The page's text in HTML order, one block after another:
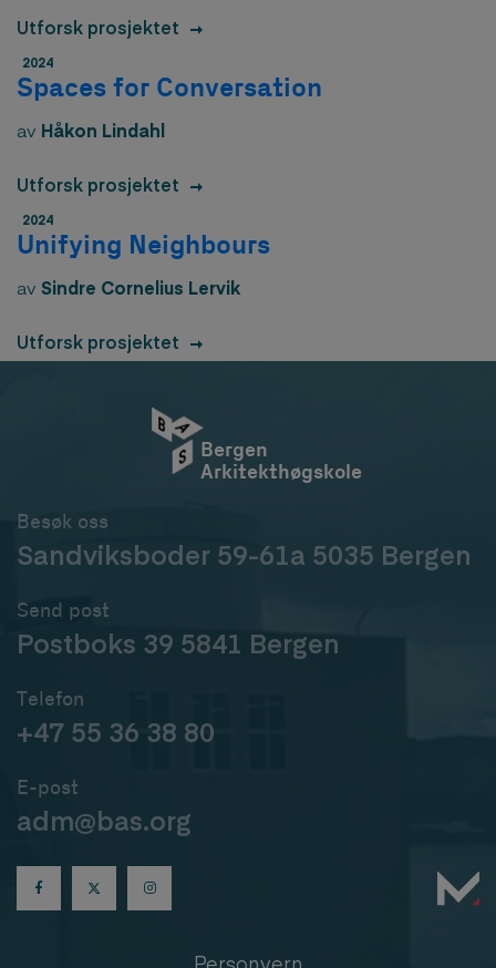
Utforsk prosjektet
2024
Spaces for Conversation
av Håkon Lindahl
Utforsk prosjektet
2024
Unifying Neighbours
av Sindre Cornelius Lervik
Utforsk prosjektet
Bergen
Arkitekthøgskole
Besøk oss
Sandviksboder 59-61a 5035 Bergen
Send post
Postboks 39 5841 Bergen
Telefon
+47 55 36 38 80
E-post
adm@bas.org